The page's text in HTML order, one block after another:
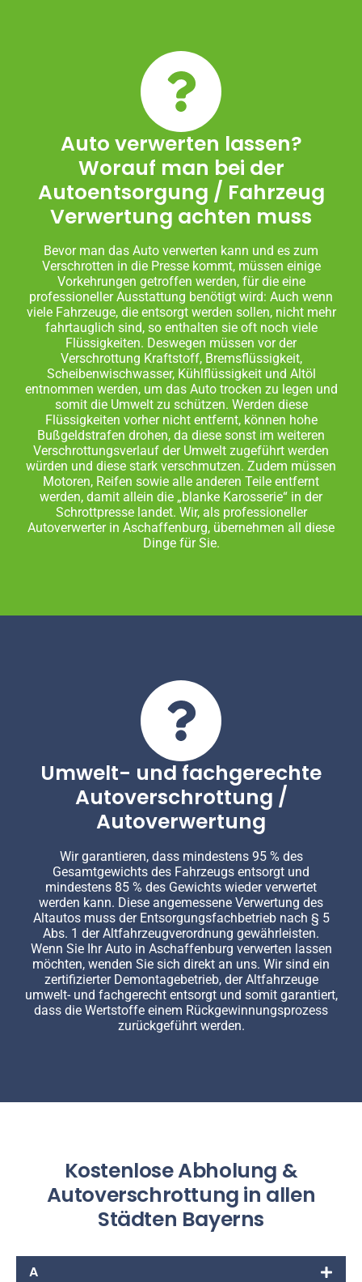
Auto verwerten lassen?
Worauf man bei der
Autoentsorgung / Fahrzeug
Verwertung achten muss
Bevor man das Auto verwerten kann und es zum
Verschrotten in die Presse kommt, müssen einige
Vorkehrungen getroffen werden, für die eine
professioneller Ausstattung benötigt wird: Auch wenn
viele Fahrzeuge, die entsorgt werden sollen, nicht mehr
fahrtauglich sind, so enthalten sie oft noch viele
Flüssigkeiten. Deswegen müssen vor der
Verschrottung Kraftstoff, Bremsflüssigkeit,
Scheibenwischwasser, Kühlflüssigkeit und Altöl
entnommen werden, um das Auto trocken zu legen und
somit die Umwelt zu schützen. Werden diese
Flüssigkeiten vorher nicht entfernt, können hohe
Bußgeldstrafen drohen, da diese sonst im weiteren
Verschrottungsverlauf der Umwelt zugeführt werden
würden und diese stark verschmutzen. Zudem müssen
Motoren, Reifen sowie alle anderen Teile entfernt
werden, damit allein die „blanke Karosserie“ in der
Schrottpresse landet. Wir, als professioneller
Autoverwerter in Aschaffenburg, übernehmen all diese
Dinge für Sie.
Umwelt- und fachgerechte
Autoverschrottung /
Autoverwertung
Wir garantieren, dass mindestens 95 % des
Gesamtgewichts des Fahrzeugs entsorgt und
mindestens 85 % des Gewichts wieder verwertet
werden kann. Diese angemessene Verwertung des
Altautos muss der Entsorgungsfachbetrieb nach § 5
Abs. 1 der Altfahrzeugverordnung gewährleisten.
Wenn Sie Ihr Auto in Aschaffenburg verwerten lassen
möchten, wenden Sie sich direkt an uns. Wir sind ein
zertifizierter Demontagebetrieb, der Altfahrzeuge
umwelt- und fachgerecht entsorgt und somit garantiert,
dass die Wertstoffe einem Rückgewinnungsprozess
zurückgeführt werden.
Kostenlose Abholung &
Autoverschrottung in allen
Städten Bayerns
A